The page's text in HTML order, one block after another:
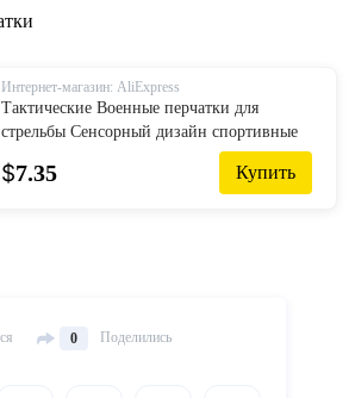
Интернет-магазин: AliExpress
Тактические Военные перчатки для
стрельбы Сенсорный дизайн спортивные
защитные Перчатки для фитнеса
мотоцикла охоты перчатки с закрытыми
$7.35 Купить
0 Поделились